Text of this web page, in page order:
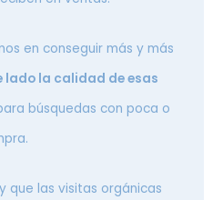
en conseguir más y más
lado la calidad de esas
búsquedas con poca o
que las visitas orgánicas